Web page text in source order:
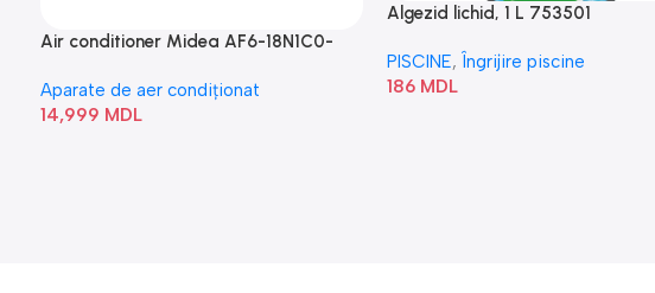
Air conditioner Midea AF6-18N1C0-
Aparate de aer condiționat
14,999 MDL
Algezid lichid, 1 L 753501
PISCINE, Îngrijire piscine
186 MDL